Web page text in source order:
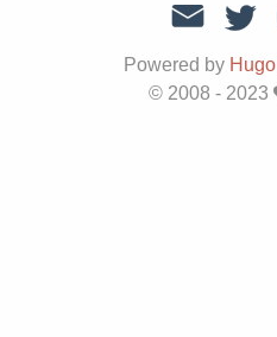
Powered by Hugo
© 2008 - 2023